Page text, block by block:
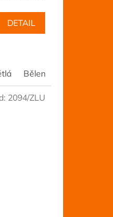
Růžová
Dub Javor
DETAIL
Bělený smrk
2094/ZLU